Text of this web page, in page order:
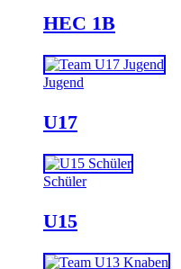
HEC 1B
Jugend
U17
Schüler
U15